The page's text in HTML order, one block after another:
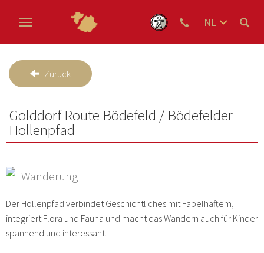
NL
Zurück
Golddorf Route Bödefeld / Bödefelder
Hollenpfad
Wanderung
Der Hollenpfad verbindet Geschichtliches mit Fabelhaftem,
integriert Flora und Fauna und macht das Wandern auch für Kinder
spannend und interessant.